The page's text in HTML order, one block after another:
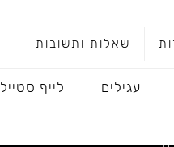
שאלות ותשובות
עגילים לייף סטייל